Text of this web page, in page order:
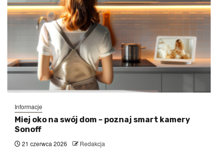
Informacje
Miej oko na swój dom – poznaj smart kamery
Sonoff
21 czerwca 2026 Redakcja